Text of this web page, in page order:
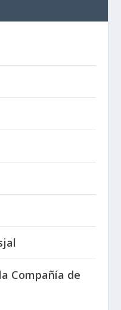
Compañía de